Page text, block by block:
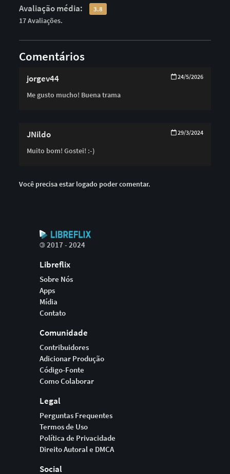
Avaliação média: 3.8
17 Avaliações.
Comentários
jorgev44 24/5/2026
Me gusto mucho! Buena trama
JNildo 29/3/2024
Muito bom! Gostei! :-)
Você precisa estar logado poder comentar.
©2017 - 2024
Libreflix
Sobre Nós
Apps
Mídia
Contato
Comunidade
Contribuidores
Adicionar Produção
Código-Fonte
Como Colaborar
Legal
Perguntas Frequentes
Termos de Uso
Política de Privacidade
Direito Autoral e DMCA
Social